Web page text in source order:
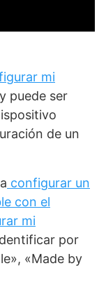
mi
puede ser
de un
configurar un
con el
mi
por
«Made by